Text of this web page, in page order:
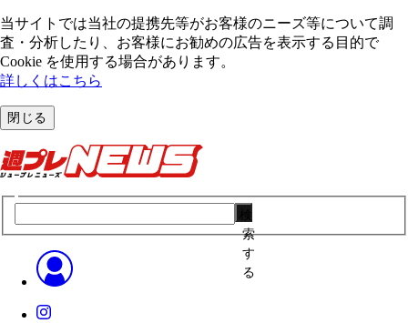
当サイトでは当社の提携先等がお客様のニーズ等について調
査・分析したり、お客様にお勧めの広告を表⽰する⽬的で
Cookie を使⽤する場合があります。
詳しくはこちら
閉じる
索
す
る